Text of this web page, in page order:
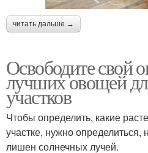
читать дальше →
Освободите свой
лучших овощей
участков
Чтобы определить, какие
участке, нужно определиться,
лишен солнечных лучей.